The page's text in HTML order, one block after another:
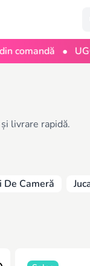
• UGC
livrare rapidă.
De Cameră